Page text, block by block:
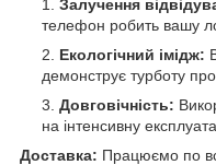
Залучення
телефон робить вашу
Екологічний імідж:
демонструє турботу про
Довговічність:
на інтенсивну
Доставка: Працюємо по